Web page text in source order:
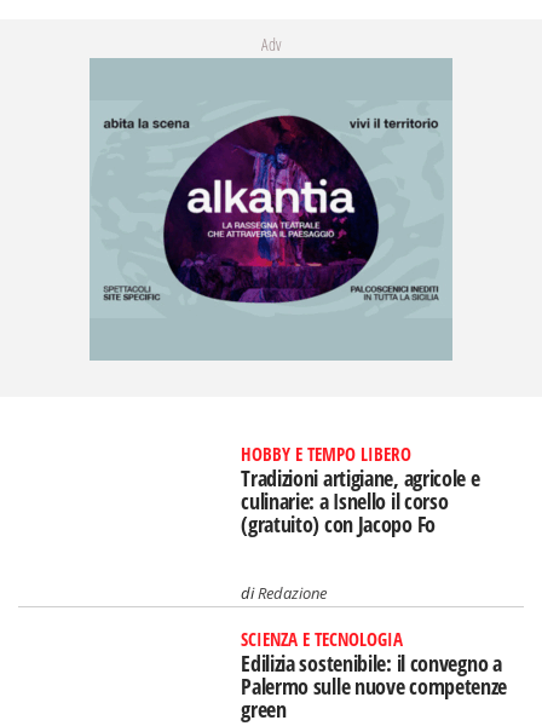
Adv
HOBBY E TEMPO LIBERO
Tradizioni artigiane, agricole e
culinarie: a Isnello il corso
(gratuito) con Jacopo Fo
diRedazione
SCIENZA E TECNOLOGIA
Edilizia sostenibile: il convegno a
Palermo sulle nuove competenze
green